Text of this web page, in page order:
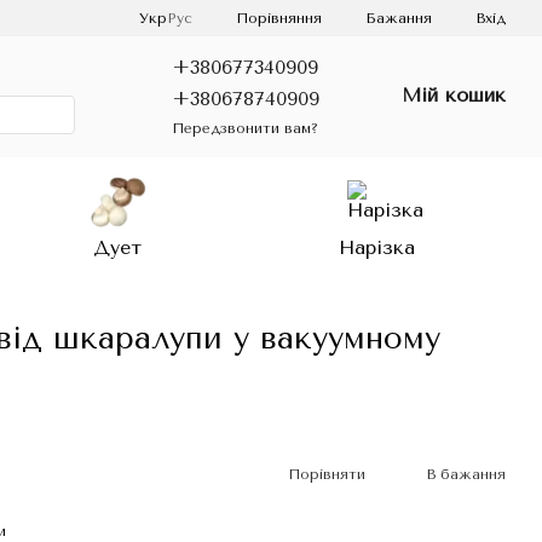
Укр Рус Порівняння Бажання Вхід
+380677340909
+380678740909
Передзвонити вам?
Мій кошик
Дует Нарізка
шкаралупи у вакуумному
Порівняти В бажання